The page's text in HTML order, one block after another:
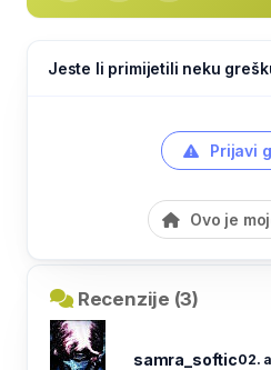
Jeste li primijetili neku
Prijavi
Ovo je
Recenzije (3)
samra_softic02.